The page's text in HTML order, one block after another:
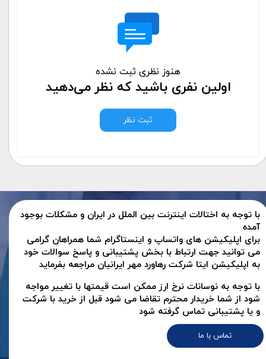
هنوز نظری ثبت نشده
اولین نفری باشید که نظر می‌دهید
ثبت نظر
تماس با ما
با توجه به اختالات اینترنت بین الملل در ایران و مشکلات بوجود
آمده
برای اپلیکیشن های واتساپ و اینستاگرام شما همراهان گرامی
می توانید جهت ارتباط با بخش پشتیبانی و پاسخ سوالات خود
به اپلیکیشن ایتا شرکت رهاورد مهر ایرانیان مراجعه بفرماید
با توجه به نوسانات نرخ ارز ممکن است قیمتها با تغییر مواجه
شود از شما خریدار محترم تقاضا می شود قبل از خرید با شرکت
و یا پشتیبانی تماس گرفته شود